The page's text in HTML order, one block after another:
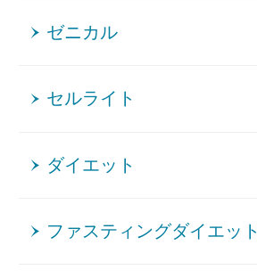
ゼニカル
セルライト
ダイエット
ファスティングダイエット